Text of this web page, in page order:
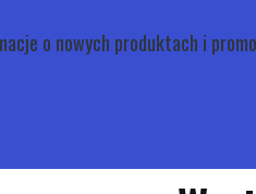
o nowych produktach i